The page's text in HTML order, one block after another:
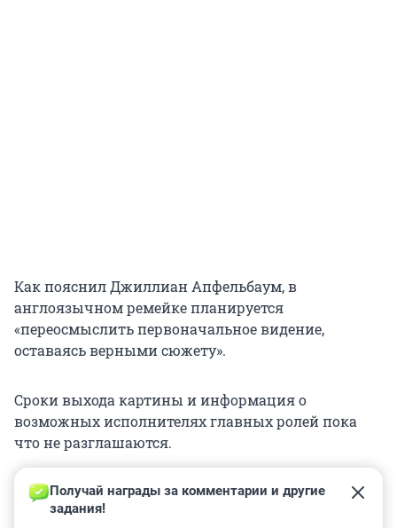
Как пояснил Джиллиан Апфельбаум, в
англоязычном ремейке планируется
«переосмыслить первоначальное видение,
оставаясь верными сюжету».
Сроки выхода картины и информация о
возможных исполнителях главных ролей пока
что не разглашаются.
Получай награды за комментарии и другие
задания!